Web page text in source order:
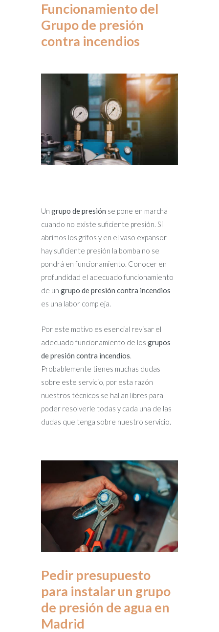
Funcionamiento del
Grupo de presión
contra incendios
Un grupo de presión se pone en marcha
cuando no existe suficiente presión. Si
abrimos los grifos y en el vaso expansor
hay suficiente presión la bomba no se
pondrá en funcionamiento. Conocer en
profundidad el adecuado funcionamiento
de un grupo de presión contra incendios
es una labor compleja.
Por este motivo es esencial revisar el
adecuado funcionamiento de los grupos
de presión contra incendios.
Probablemente tienes muchas dudas
sobre este servicio, por esta razón
nuestros técnicos se hallan libres para
poder resolverle todas y cada una de las
dudas que tenga sobre nuestro servicio.
Pedir presupuesto
para instalar un grupo
de presión de agua en
Madrid